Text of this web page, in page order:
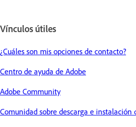
Vínculos útiles
¿Cuáles son mis opciones de contacto?
Centro de ayuda de Adobe
Adobe Community
Comunidad sobre descarga e instalación